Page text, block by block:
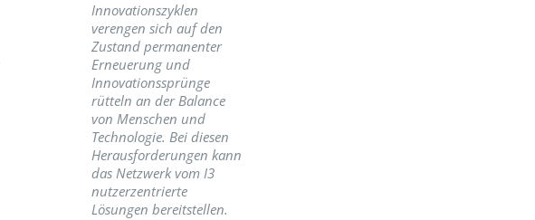
Innovationszyklen
verengen sich auf den
Zustand permanenter
Erneuerung und
Innovationssprünge
rütteln an der Balance
von Menschen und
Technologie. Bei diesen
Herausforderungen kann
das Netzwerk vom I3
nutzerzentrierte
Lösungen bereitstellen.